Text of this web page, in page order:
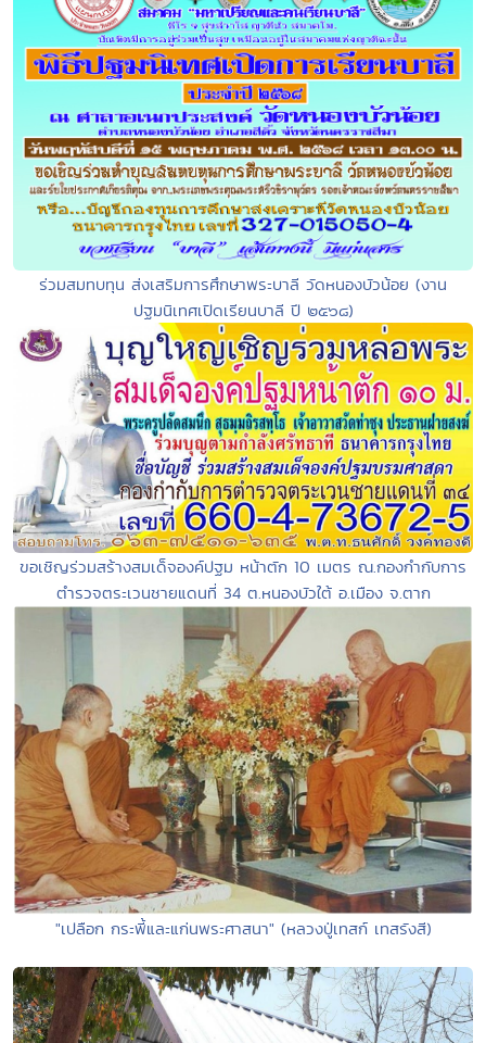
ร่วมสมทบทุน ส่งเสริมการศึกษาพระบาลี วัดหนองบัวน้อย (งาน
ปฐมนิเทศเปิดเรียนบาลี ปี ๒๕๖๘)
ขอเชิญร่วมสร้างสมเด็จองค์ปฐม หน้าตัก 10 เมตร ณ.กองกำกับการ
ตำรวจตระเวนชายแดนที่ 34 ต.หนองบัวใต้ อ.เมือง จ.ตาก
"เปลือก กระพี้และแก่นพระศาสนา" (หลวงปู่เทสก์ เทสรังสี)